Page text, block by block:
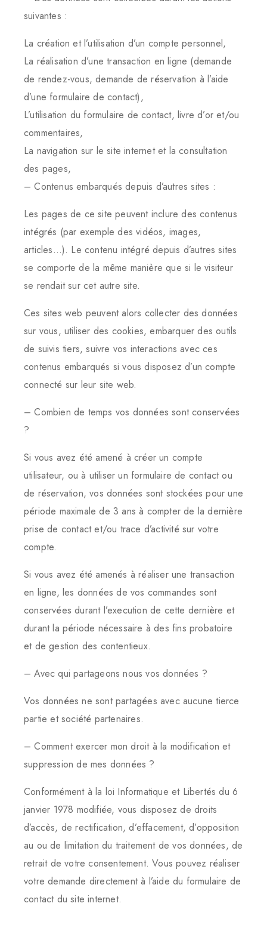
suivantes :
La création et l’utilisation d’un compte personnel,
La réalisation d’une transaction en ligne (demande
de rendez-vous, demande de réservation à l’aide
d’une formulaire de contact),
L’utilisation du formulaire de contact, livre d’or et/ou
commentaires,
La navigation sur le site internet et la consultation
des pages,
– Contenus embarqués depuis d’autres sites :
Les pages de ce site peuvent inclure des contenus
intégrés (par exemple des vidéos, images,
articles…). Le contenu intégré depuis d’autres sites
se comporte de la même manière que si le visiteur
se rendait sur cet autre site.
Ces sites web peuvent alors collecter des données
sur vous, utiliser des cookies, embarquer des outils
de suivis tiers, suivre vos interactions avec ces
contenus embarqués si vous disposez d’un compte
connecté sur leur site web.
– Combien de temps vos données sont conservées
?
Si vous avez été amené à créer un compte
utilisateur, ou à utiliser un formulaire de contact ou
de réservation, vos données sont stockées pour une
période maximale de 3 ans à compter de la dernière
prise de contact et/ou trace d’activité sur votre
compte.
Si vous avez été amenés à réaliser une transaction
en ligne, les données de vos commandes sont
conservées durant l’execution de cette dernière et
durant la période nécessaire à des fins probatoire
et de gestion des contentieux.
– Avec qui partageons nous vos données ?
Vos données ne sont partagées avec aucune tierce
partie et société partenaires.
– Comment exercer mon droit à la modification et
suppression de mes données ?
Conformément à la loi Informatique et Libertés du 6
janvier 1978 modifiée, vous disposez de droits
d’accès, de rectification, d’effacement, d’opposition
au ou de limitation du traitement de vos données, de
retrait de votre consentement. Vous pouvez réaliser
votre demande directement à l’aide du formulaire de
contact du site internet.